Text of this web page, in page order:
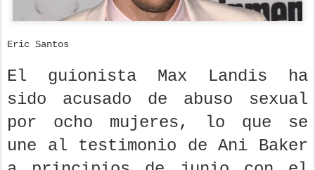
Eric Santos
El guionista Max Landis ha
sido acusado de abuso sexual
por ocho mujeres, lo que se
une al testimonio de Ani Baker